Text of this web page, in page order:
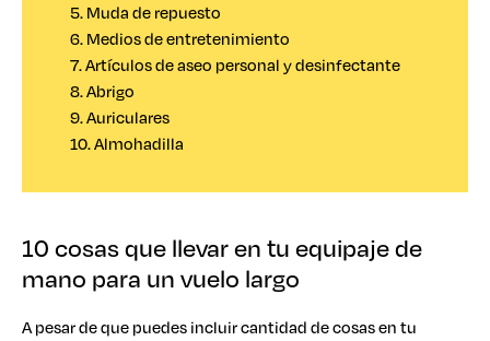
5. Muda de repuesto
6. Medios de entretenimiento
7. Artículos de aseo personal y desinfectante
8. Abrigo
9. Auriculares
10. Almohadilla
10 cosas que llevar en tu equipaje de
mano para un vuelo largo
A pesar de que puedes incluir cantidad de cosas en tu